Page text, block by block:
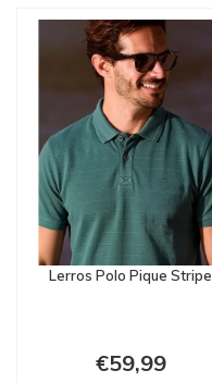
Lerros Polo Pique Stripe
€59,99